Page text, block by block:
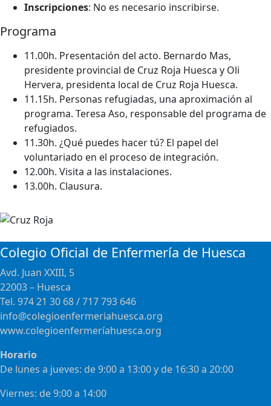
Inscripciones: No es necesario inscribirse.
Programa
11.00h. Presentación del acto. Bernardo Mas,
presidente provincial de Cruz Roja Huesca y Oli
Hervera, presidenta local de Cruz Roja Huesca.
11.15h. Personas refugiadas, una aproximación al
programa. Teresa Aso, responsable del programa de
refugiados.
11.30h. ¿Qué puedes hacer tú? El papel del
voluntariado en el proceso de integración.
12.00h. Visita a las instalaciones.
13.00h. Clausura.
Colegio Oficial de Enfermería de Huesca
Avd. Juan XXIII, 5
22003 – Huesca
Tel. 974 21 30 68 / 717 793 646
info@colegioenfermeriahuesca.org
www.colegioenfermeríahuesca.org
Horario
De lunes a jueves: de 9:00 a 13:00 y de 16:30 a 20:00
Viernes: de 9:00 a 14:00